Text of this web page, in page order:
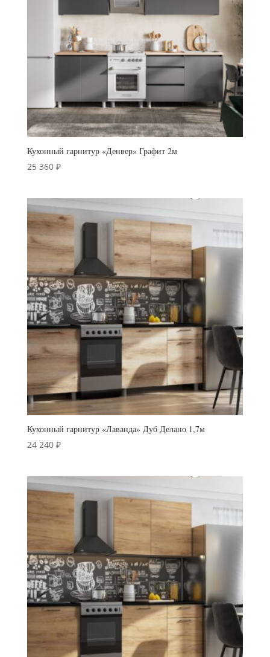
Кухонный гарнитур «Денвер» Графит 2м
25 360 ₽
Кухонный гарнитур «Лаванда» Дуб Делано 1,7м
24 240 ₽